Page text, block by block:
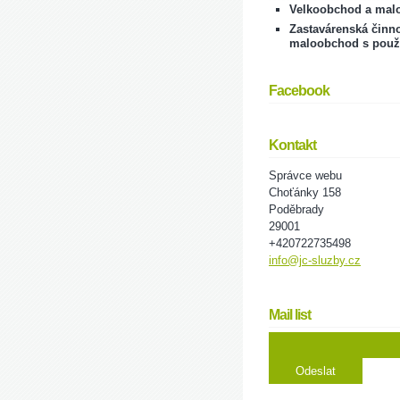
Velkoobchod a
Zastavárenská
maloobchod s
Facebook
Kontakt
Správce webu
Choťánky 158
Poděbrady
29001
+420722735498
info@jc-sluzby.cz
Mail list